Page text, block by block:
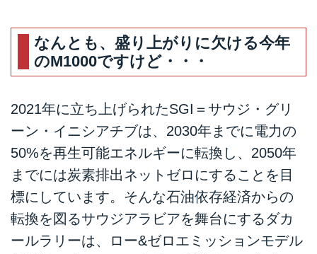
なんとも、盛り上がりに欠ける今年
のM1000ですけど・・・
2021年に立ち上げられたSGI＝サウジ・グリ
ーン・イニシアチブは、2030年までに電力の
50%を再生可能エネルギーに転換し、2050年
までには炭素排出ネットゼロにすることを目
標にしています。そんな石油依存経済からの
転換を図るサウジアラビアを舞台にするダカ
ールラリーは、ロー&ゼロエミッションモデル